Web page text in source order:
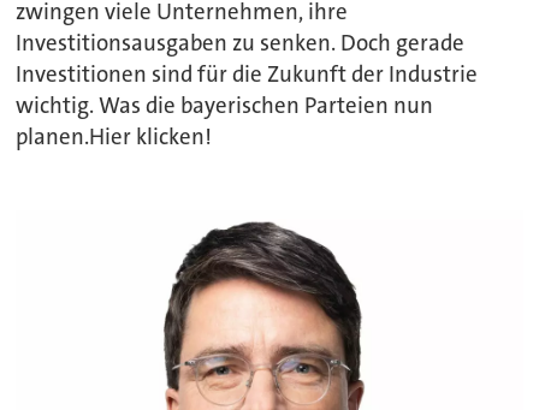
zwingen viele Unternehmen, ihre
Investitionsausgaben zu senken. Doch gerade
Investitionen sind für die Zukunft der Industrie
wichtig. Was die bayerischen Parteien nun
planen.Hier klicken!